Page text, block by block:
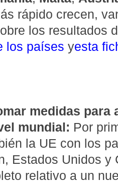
rápido crecen,
los resultados
los países yesta
medidas para
mundial: Por
la UE con los
Estados Unidos y
relativo a un